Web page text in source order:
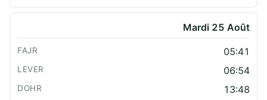
Mardi 25 Août
05:41
06:54
13:48